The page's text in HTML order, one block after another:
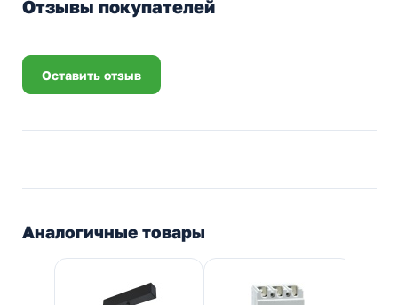
Отзывы покупателей
Оставить отзыв
Аналогичные товары